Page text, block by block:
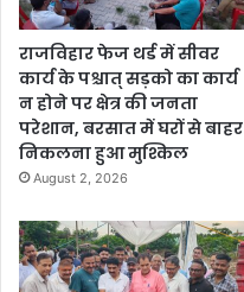
राजविहार फेज थर्ड में सीवर
कार्य के पश्चात् सड़को का कार्य
न होने पर क्षेत्र की जनता
परेशान, बरसात में घरों से बाहर
निकलना हुआ मुश्किल
August 2, 2026